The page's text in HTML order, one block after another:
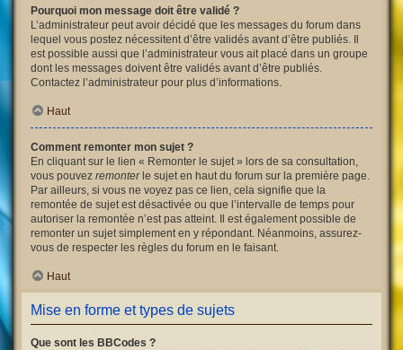
Pourquoi mon message doit être validé ?
L’administrateur peut avoir décidé que les messages du forum dans
lequel vous postez nécessitent d’être validés avant d’être publiés. Il
est possible aussi que l’administrateur vous ait placé dans un groupe
dont les messages doivent être validés avant d’être publiés.
Contactez l’administrateur pour plus d’informations.
Haut
Comment remonter mon sujet ?
En cliquant sur le lien « Remonter le sujet » lors de sa consultation,
vous pouvez remonterle sujet en haut du forum sur la première page.
Par ailleurs, si vous ne voyez pas ce lien, cela signifie que la
remontée de sujet est désactivée ou que l’intervalle de temps pour
autoriser la remontée n’est pas atteint. Il est également possible de
remonter un sujet simplement en y répondant. Néanmoins, assurez-
vous de respecter les règles du forum en le faisant.
Haut
Mise en forme et types de sujets
Que sont les BBCodes ?